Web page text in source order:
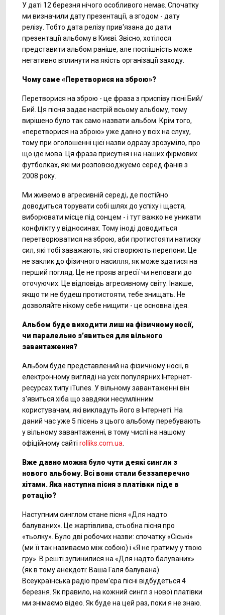
У даті 12 березня нічого особливого немає. Спочатку
ми визначили дату презентації, а згодом - дату
релізу. Тобто дата релізу прив'язана до дати
презентації альбому в Києві. Звісно, хотілося
представити альбом раніше, але поспішність може
негативно вплинути на якість організації заходу.
Чому саме «Перетворися на зброю»?
Перетворися на зброю - це фраза з приспіву пісні Бий/
Бий. Ця пісня задає настрій всьому альбому, тому
вирішено було так само назвати альбом. Крім того,
«перетворися на зброю» уже давно у всіх на слуху,
тому при оголошенні цієї назви одразу зрозуміло, про
що іде мова. Ця фраза присутня і на наших фірмових
футболках, які ми розповсюджуємо серед фанів з
2008 року.
Ми живемо в агресивній середі, де постійно
доводиться торувати собі шлях до успіху і щастя,
виборювати місце під сонцем - і тут важко не уникати
конфлікту у відносинах. Тому іноді доводиться
перетворюватися на зброю, аби протистояти натиску
сил, які тобі заважають, які створюють перепони. Це
не заклик до фізичного насилля, як може здатися на
перший погляд. Це не прояв агресії чи неповаги до
оточуючих. Це відповідь агресивному світу. Інакше,
якщо ти не будеш протистояти, тебе знищать. Не
дозволяйте нікому себе нищити - це основна ідея.
Альбом буде виходити лиш на фізичному носії,
чи паралельно з’явиться для вільного
завантаження?
Альбом буде представлений на фізичному носії, в
електронному вигляді на усіх популярних Інтернет-
ресурсах типу iTunes. У вільному завантаженні він
з'явиться хіба що завдяки несумлінним
користувачам, які викладуть його в Інтернеті. На
даний час уже 5 пісень з цього альбому перебувають
у вільному завантаженні, в тому числі на нашому
офіційному сайті rolliks.com.ua
Вже давно можна було чути деякі сингли з
нового альбому. Всі вони стали беззаперечно
хітами. Яка наступна пісня з платівки піде в
ротацію?
Наступним синглом стане пісня «Для надто
балуваних». Це жартівлива, стьобна пісня про
«тьолку». Було дві робочих назви: спочатку «Сіські»
(ми її так називаємо між собою) і «Я не гратиму у твою
гру». В решті зупинилися на «Для надто балуваних»
(як в тому анекдоті: Ваша Галя балувана).
Всеукраїнська радіо прем'єра пісні відбудеться 4
березня. Як правило, на кожний сингл з нової платівки
ми знімаємо відео. Як буде на цей раз, поки я не знаю.